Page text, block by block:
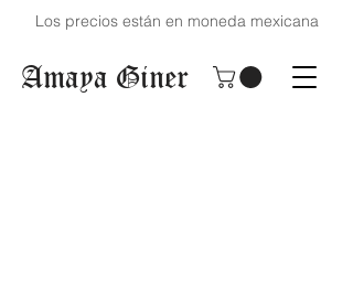
Los precios están en moneda mexicana
Amaya Giner